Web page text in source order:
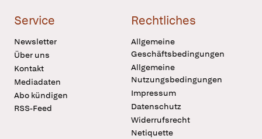
Service
Newsletter
Über uns
Kontakt
Mediadaten
Abo kündigen
RSS-Feed
Rechtliches
Allgemeine
Geschäftsbedingungen
Allgemeine
Nutzungsbedingungen
Impressum
Datenschutz
Widerrufsrecht
Netiquette